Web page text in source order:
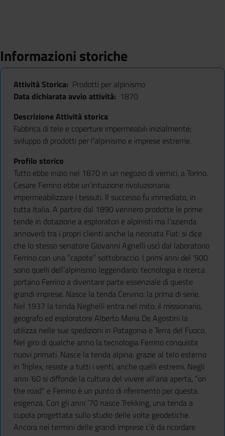
Informazioni storiche
Attività Storica Prodotti per alpinismo
Data dichiarata avvio attività 1870
Descrizione Attività storica
Fabbrica di tele e coperture impermeabili inizialmente;
sviluppo di prodotti per l'alpinismo e imprese estreme.
Profilo storico
Tutto ebbe inizio nel 1870 in un negozio di vernici, a Torino.
Cesare Ferrino ebbe un’intuizione rivoluzionaria:
impermeabilizzare i tessuti. Il successo fu immediato, in
tutta Italia. A partire dal 1890 vennero prodotte le prime
tende in dotazione a esploratori e alpinisti ma l’azienda
annoverò tra i propri clienti anche la neonata Fiat: si dice
che lo stesso senatore Giovanni Agnelli uscì dal laboratorio
Ferrino con una “capote” sottobraccio. I primi anni del ‘900
sono quelli dell’alpinismo leggendario: tecnologia e ricerca
portano Ferrino a diventare parte essenziale di queste
grandi imprese. Nasce la tenda Cervino: la prima di serie.
Nel 1937 la tenda Neghelli entra nel mito: il missionario,
geografo ed esploratore Alberto Maria De Agostini la
utilizza nelle sue spedizioni in Patagonia e Terra del Fuoco.
Nel giro di qualche anno la tecnologia Ferrino conquista
nuovi primati. Nasce la tenda alpina: grazie al telo esterno
in Triplex, resiste a tutti i venti, anche quelli estremi. Negli
anni ‘60 si diffonde la cultura del vivere all’aria aperta, “on
the road” e Ferrino è un punto di riferimento per questa
esigenza. Con gli anni ’70 nasce Trekking, una tenda a
cupola progettata sullo studio delle volte geodetiche.
Ancora nei termini delle grandi imprese c’è da ricordare